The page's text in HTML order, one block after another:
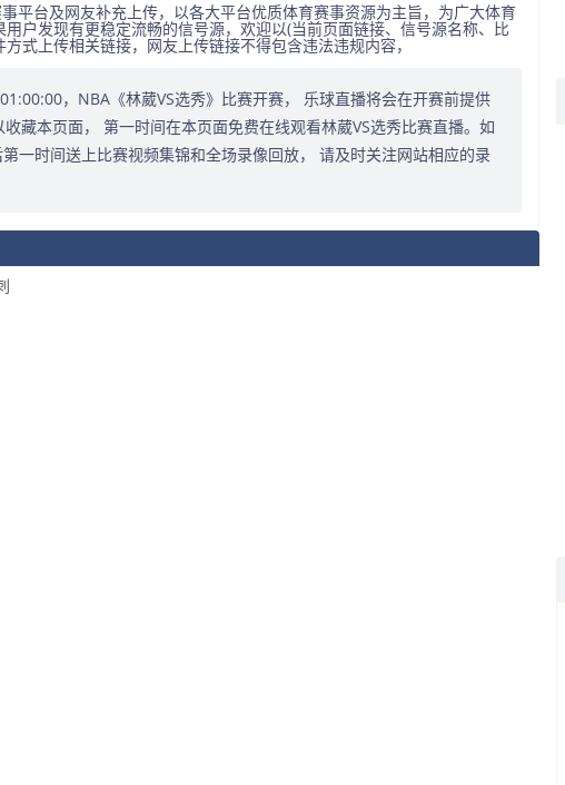
平台及网友补充上传，以各大平台优质体育赛事资源为主旨，为广大体育
户发现有更稳定流畅的信号源，欢迎以(当前页面链接、信号源名称、比
式上传相关链接，网友上传链接不得包含违法违规内容，
，NBA《林葳VS选秀》比赛开赛， 乐球直播将会在开赛前提供
藏本页面， 第一时间在本页面免费在线观看林葳VS选秀比赛直播。如
一时间送上比赛视频集锦和全场录像回放， 请及时关注网站相应的录